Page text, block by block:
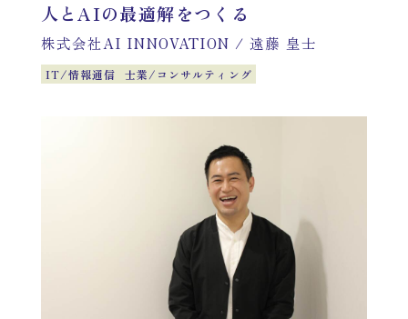
人とAIの最適解をつくる
株式会社AI INNOVATION / 遠藤 皇士
IT/情報通信 士業/コンサルティング